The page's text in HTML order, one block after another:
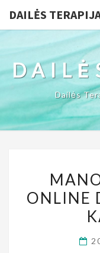
DAILĖS
Dailės
ONLINE